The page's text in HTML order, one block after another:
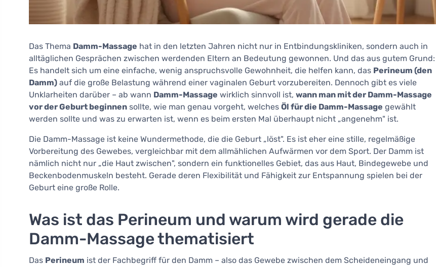
Das Thema Damm-Massage hat in den letzten Jahren nicht nur in Entbindungskliniken, sondern auch in
alltäglichen Gesprächen zwischen werdenden Eltern an Bedeutung gewonnen. Und das aus gutem Grund:
Es handelt sich um eine einfache, wenig anspruchsvolle Gewohnheit, die helfen kann, das Perineum (den
Damm) auf die große Belastung während einer vaginalen Geburt vorzubereiten. Dennoch gibt es viele
Unklarheiten darüber – ab wann Damm-Massage wirklich sinnvoll ist, wann man mit der Damm-Massage
vor der Geburt beginnen sollte, wie man genau vorgeht, welches Öl für die Damm-Massage gewählt
werden sollte und was zu erwarten ist, wenn es beim ersten Mal überhaupt nicht „angenehm" ist.
Die Damm-Massage ist keine Wundermethode, die die Geburt „löst". Es ist eher eine stille, regelmäßige
Vorbereitung des Gewebes, vergleichbar mit dem allmählichen Aufwärmen vor dem Sport. Der Damm ist
nämlich nicht nur „die Haut zwischen", sondern ein funktionelles Gebiet, das aus Haut, Bindegewebe und
Beckenbodenmuskeln besteht. Gerade deren Flexibilität und Fähigkeit zur Entspannung spielen bei der
Geburt eine große Rolle.
Was ist das Perineum und warum wird gerade die
Damm-Massage thematisiert
Das Perineum ist der Fachbegriff für den Damm – also das Gewebe zwischen dem Scheideneingang und